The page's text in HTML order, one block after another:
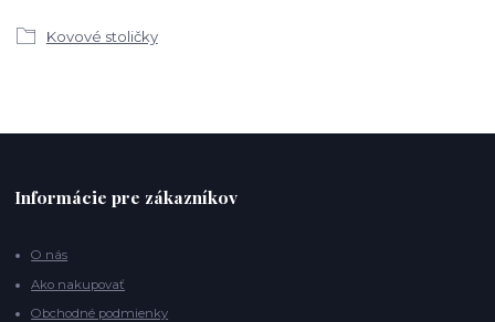
Kovové stoličky
Informácie pre zákazníkov
O nás
Ako nakupovať
Obchodné podmienky